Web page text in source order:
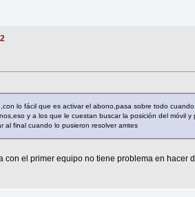
lo fácil que es activar el abono,pasa sobre todo
y a los que le cuestan buscar la posición del móvil y
al final cuando lo pusieron resolver amtes
el primer equipo no tiene problema en hacer